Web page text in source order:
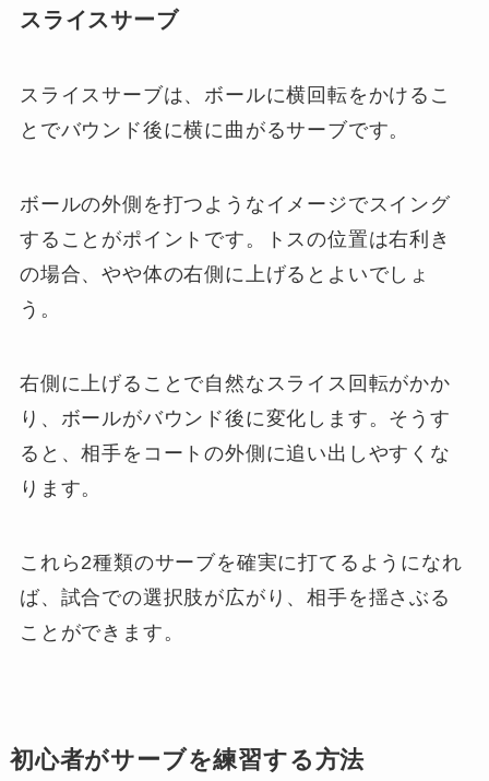
スライスサーブ
スライスサーブは、ボールに横回転をかけるこ
とでバウンド後に横に曲がるサーブです。
ボールの外側を打つようなイメージでスイング
することがポイントです。トスの位置は右利き
の場合、やや体の右側に上げるとよいでしょ
う。
右側に上げることで自然なスライス回転がかか
り、ボールがバウンド後に変化します。そうす
ると、相手をコートの外側に追い出しやすくな
ります。
これら2種類のサーブを確実に打てるようになれ
ば、試合での選択肢が広がり、相手を揺さぶる
ことができます。
初心者がサーブを練習する方法